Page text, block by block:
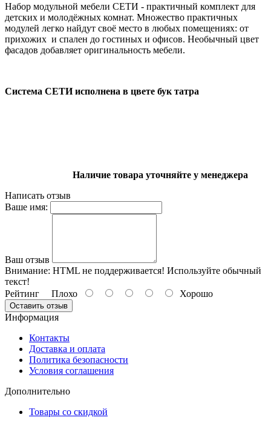
Набор модульной мебели СЕТИ - практичный комплект для
детских и молодёжных комнат. Множество практичных
модулей легко найдут своё место в любых помещениях: от
прихожих и спален до гостиных и офисов. Необычный цвет
фасадов добавляет оригинальность мебели.
Система СЕТИ исполнена в цвете бук татра
Наличие товара уточняйте у менеджера
Написать отзыв
Ваше имя:
Ваш отзыв
Внимание: HTML не поддерживается! Используйте обычный
текст!
Рейтинг Плохо Хорошо
Оставить отзыв
Информация
Контакты
Доставка и оплата
Политика безопасности
Условия соглашения
Дополнительно
Товары со скидкой